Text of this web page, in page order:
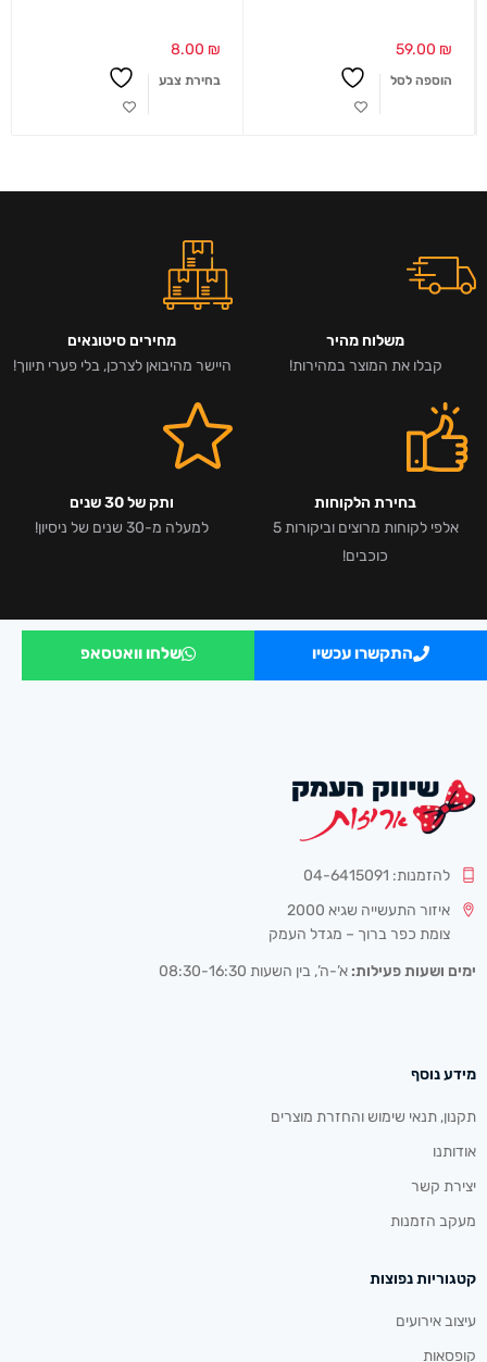
59.00 ₪
הוספה לסל
8.00 ₪
בחירת צבע
משלוח מהיר
קבלו את המוצר במהירות!
מחירים סיטונאים
היישר מהיבואן לצרכן, בלי פערי תיווך!
בחירת הלקוחות
אלפי לקוחות מרוצים וביקורות 5
כוכבים!
ותק של 30 שנים
למעלה מ-30 שנים של ניסיון!
התקשרו עכשיו שלחו וואטסאפ
להזמנות: 04-6415091
איזור התעשייה שגיא 2000
צומת כפר ברוך – מגדל העמק
ימים ושעות פעילות: א’-ה’, בין השעות 08:30-16:30
מידע נוסף
תקנון, תנאי שימוש והחזרת מוצרים
אודותנו
יצירת קשר
מעקב הזמנות
קטגוריות נפוצות
עיצוב אירועים
קופסאות